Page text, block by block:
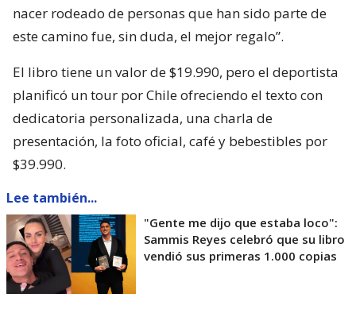
nacer rodeado de personas que han sido parte de
este camino fue, sin duda, el mejor regalo”.
El libro tiene un valor de $19.990, pero el deportista
planificó un tour por Chile ofreciendo el texto con
dedicatoria personalizada, una charla de
presentación, la foto oficial, café y bebestibles por
$39.990.
Lee también...
"Gente me dijo que estaba loco":
Sammis Reyes celebró que su libro
vendió sus primeras 1.000 copias